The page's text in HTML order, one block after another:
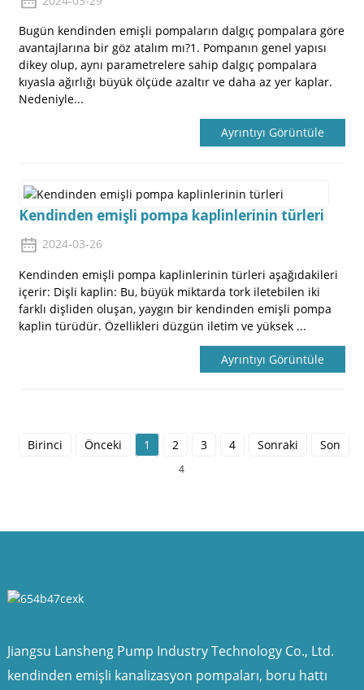
Bugün kendinden emişli pompaların dalgıç pompalara göre
avantajlarına bir göz atalım mı?1. Pompanın genel yapısı
dikey olup, aynı parametrelere sahip dalgıç pompalara
kıyasla ağırlığı büyük ölçüde azaltır ve daha az yer kaplar.
Nedeniyle...
Ayrıntıyı Görüntüle
Kendinden emişli pompa kaplinlerinin türleri
2024-03-26
Kendinden emişli pompa kaplinlerinin türleri aşağıdakileri
içerir: Dişli kaplin: Bu, büyük miktarda tork iletebilen iki
farklı dişliden oluşan, yaygın bir kendinden emişli pompa
kaplin türüdür. Özellikleri düzgün iletim ve yüksek ...
Ayrıntıyı Görüntüle
Birinci Önceki 1 2 3 4 Sonraki Son
4
Jiangsu Lansheng Pump Industry Technology Co., Ltd.
kendinden emişli kanalizasyon pompaları, boru hattı